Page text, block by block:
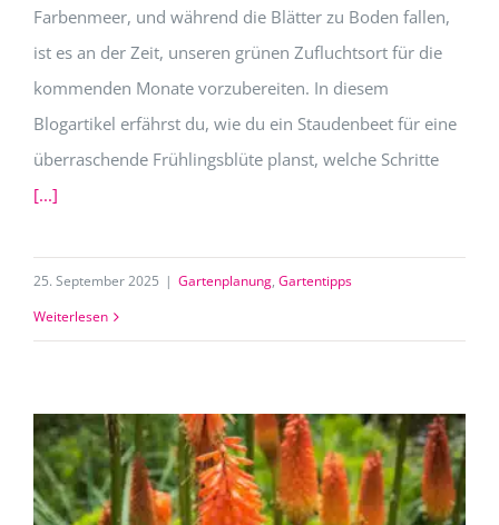
Farbenmeer, und während die Blätter zu Boden fallen,
ist es an der Zeit, unseren grünen Zufluchtsort für die
kommenden Monate vorzubereiten. In diesem
Blogartikel erfährst du, wie du ein Staudenbeet für eine
überraschende Frühlingsblüte planst, welche Schritte
[...]
25. September 2025 | Gartenplanung, Gartentipps
Weiterlesen